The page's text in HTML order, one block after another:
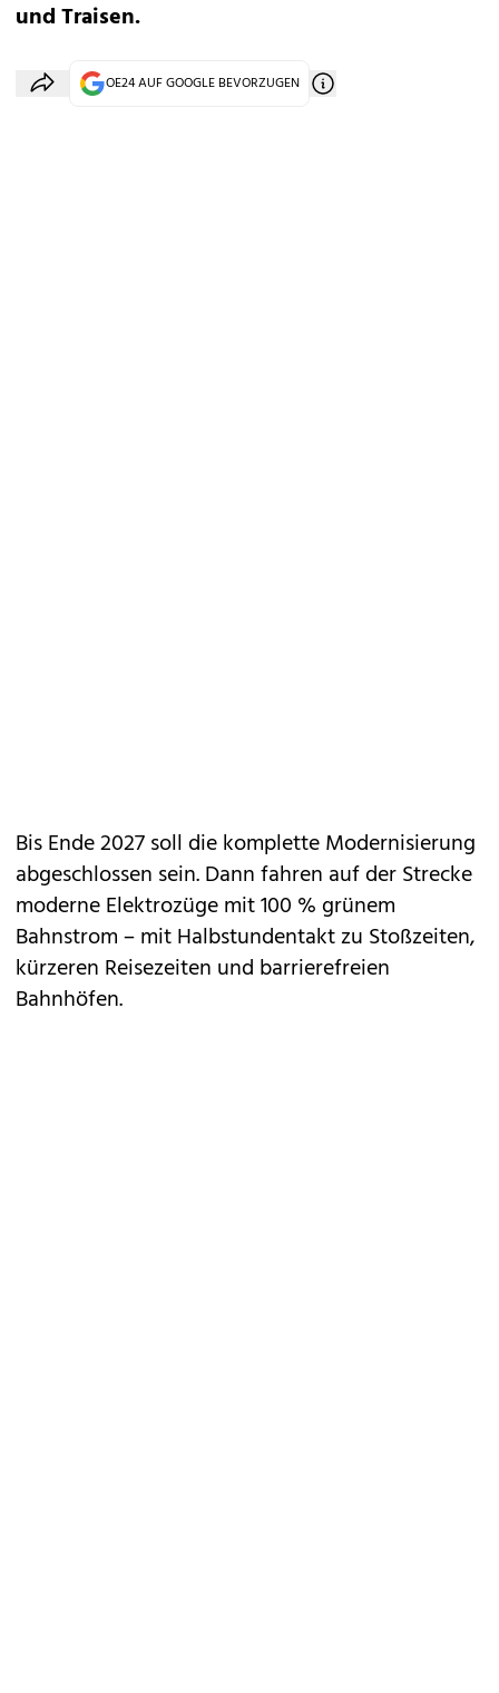
und Traisen.
OE24 AUF GOOGLE BEVORZUGEN
Bis Ende 2027 soll die komplette Modernisierung
abgeschlossen sein. Dann fahren auf der Strecke
moderne Elektrozüge mit 100 % grünem
Bahnstrom – mit Halbstundentakt zu Stoßzeiten,
kürzeren Reisezeiten und barrierefreien
Bahnhöfen.